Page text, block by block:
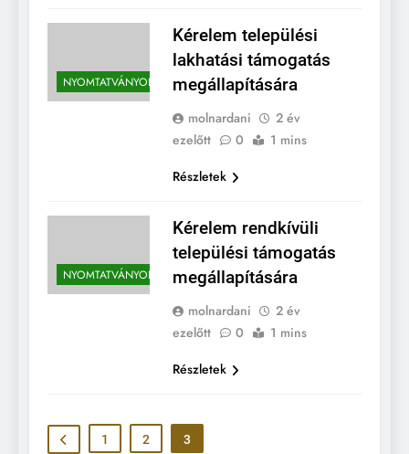
NYOMTATVÁNYOK
Kérelem települési
lakhatási támogatás
megállapítására
molnardani
2 év
ezelőtt
0
1 mins
Részletek
NYOMTATVÁNYOK
Kérelem rendkívüli
települési támogatás
megállapítására
molnardani
2 év
ezelőtt
0
1 mins
Részletek
1 2 3